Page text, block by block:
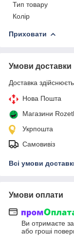
Тип товару
Колір
Приховати
Умови доставки
Доставка
Нова Пошта
Магазини
Укрпошта
Самовивіз
Всі умови
Умови оплати
Ви отримаєте
або гроші